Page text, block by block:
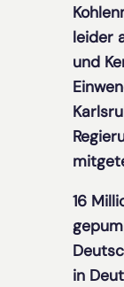
leider
und
16
in